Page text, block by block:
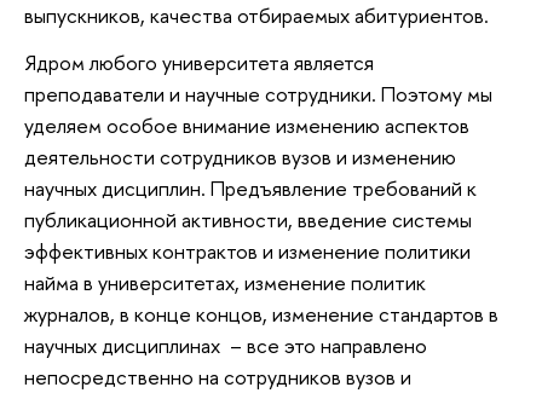
выпускников, качества отбираемых абитуриентов.
Ядром любого университета является
преподаватели и научные сотрудники. Поэтому мы
уделяем особое внимание изменению аспектов
деятельности сотрудников вузов и изменению
научных дисциплин. Предъявление требований к
публикационной активности, введение системы
эффективных контрактов и изменение политики
найма в университетах, изменение политик
журналов, в конце концов, изменение стандартов в
научных дисциплинах – все это направлено
непосредственно на сотрудников вузов и